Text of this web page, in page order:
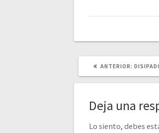
ANTERIOR: POST
Deja una
Lo siento, debes